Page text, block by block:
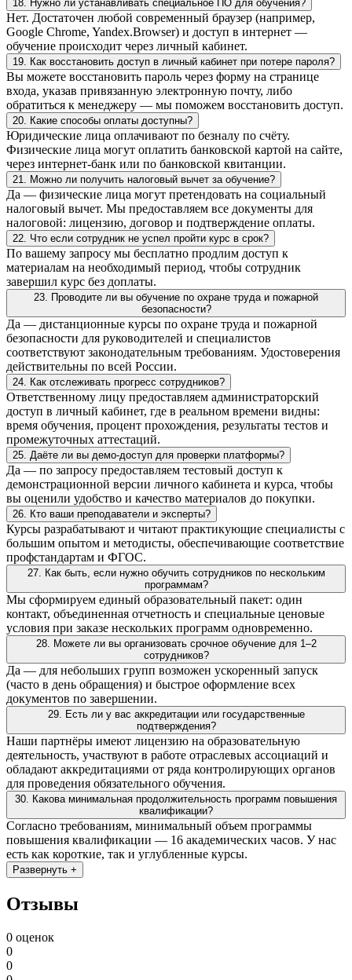
18. Нужно ли устанавливать специальное ПО для обучения?
Нет. Достаточен любой современный браузер (например,
Google Chrome, Yandex.Browser) и доступ в интернет —
обучение происходит через личный кабинет.
19. Как восстановить доступ в личный кабинет при потере пароля?
Вы можете восстановить пароль через форму на странице
входа, указав привязанную электронную почту, либо
обратиться к менеджеру — мы поможем восстановить доступ.
20. Какие способы оплаты доступны?
Юридические лица оплачивают по безналу по счёту.
Физические лица могут оплатить банковской картой на сайте,
через интернет-банк или по банковской квитанции.
21. Можно ли получить налоговый вычет за обучение?
Да — физические лица могут претендовать на социальный
налоговый вычет. Мы предоставляем все документы для
налоговой: лицензию, договор и подтверждение оплаты.
22. Что если сотрудник не успел пройти курс в срок?
По вашему запросу мы бесплатно продлим доступ к
материалам на необходимый период, чтобы сотрудник
завершил курс без доплаты.
23. Проводите ли вы обучение по охране труда и пожарной
безопасности?
Да — дистанционные курсы по охране труда и пожарной
безопасности для руководителей и специалистов
соответствуют законодательным требованиям. Удостоверения
действительны по всей России.
24. Как отслеживать прогресс сотрудников?
Ответственному лицу предоставляем администраторский
доступ в личный кабинет, где в реальном времени видны:
время обучения, процент прохождения, результаты тестов и
промежуточных аттестаций.
25. Даёте ли вы демо-доступ для проверки платформы?
Да — по запросу предоставляем тестовый доступ к
демонстрационной версии личного кабинета и курса, чтобы
вы оценили удобство и качество материалов до покупки.
26. Кто ваши преподаватели и эксперты?
Курсы разрабатывают и читают практикующие специалисты с
большим опытом и методисты, обеспечивающие соответствие
профстандартам и ФГОС.
27. Как быть, если нужно обучить сотрудников по нескольким
программам?
Мы сформируем единый образовательный пакет: один
контакт, объединенная отчетность и специальные ценовые
условия при заказе нескольких программ одновременно.
28. Можете ли вы организовать срочное обучение для 1–2
сотрудников?
Да — для небольших групп возможен ускоренный запуск
(часто в день обращения) и быстрое оформление всех
документов по завершении.
29. Есть ли у вас аккредитации или государственные
подтверждения?
Наши партнёры имеют лицензию на образовательную
деятельность, участвуют в работе отраслевых ассоциаций и
обладают аккредитациями от ряда контролирующих органов
для проведения обязательного обучения.
30. Какова минимальная продолжительность программ повышения
квалификации?
Согласно требованиям, минимальный объем программы
повышения квалификации — 16 академических часов. У нас
есть как короткие, так и углубленные курсы.
Развернуть +
Отзывы
0 оценок
0
0